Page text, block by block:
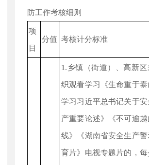
防工作考核细则
项
目
分值 考核计分标准
1.乡镇（街道）、高新区
织观看学习《生命重于
学习习近平总书记关于安
产重要论述》《不可逾越
线》《湖南省安全生产警
育片》电视专题片的，每